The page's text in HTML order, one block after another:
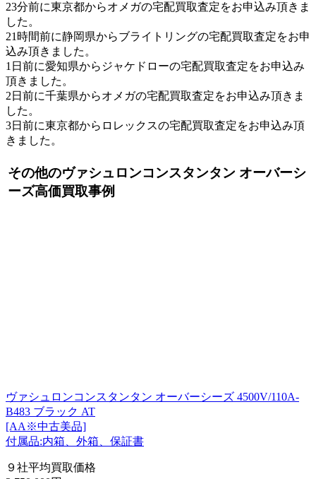
23分前に東京都からオメガの宅配買取査定をお申込み頂きま
した。
21時間前に静岡県からブライトリングの宅配買取査定をお申
込み頂きました。
1日前に愛知県からジャケドローの宅配買取査定をお申込み
頂きました。
2日前に千葉県からオメガの宅配買取査定をお申込み頂きま
した。
3日前に東京都からロレックスの宅配買取査定をお申込み頂
きました。
その他のヴァシュロンコンスタンタン オーバーシ
ーズ高価買取事例
ヴァシュロンコンスタンタン オーバーシーズ 4500V/110A-
B483 ブラック AT
[AA※中古美品]
付属品:内箱、外箱、保証書
９社平均買取価格